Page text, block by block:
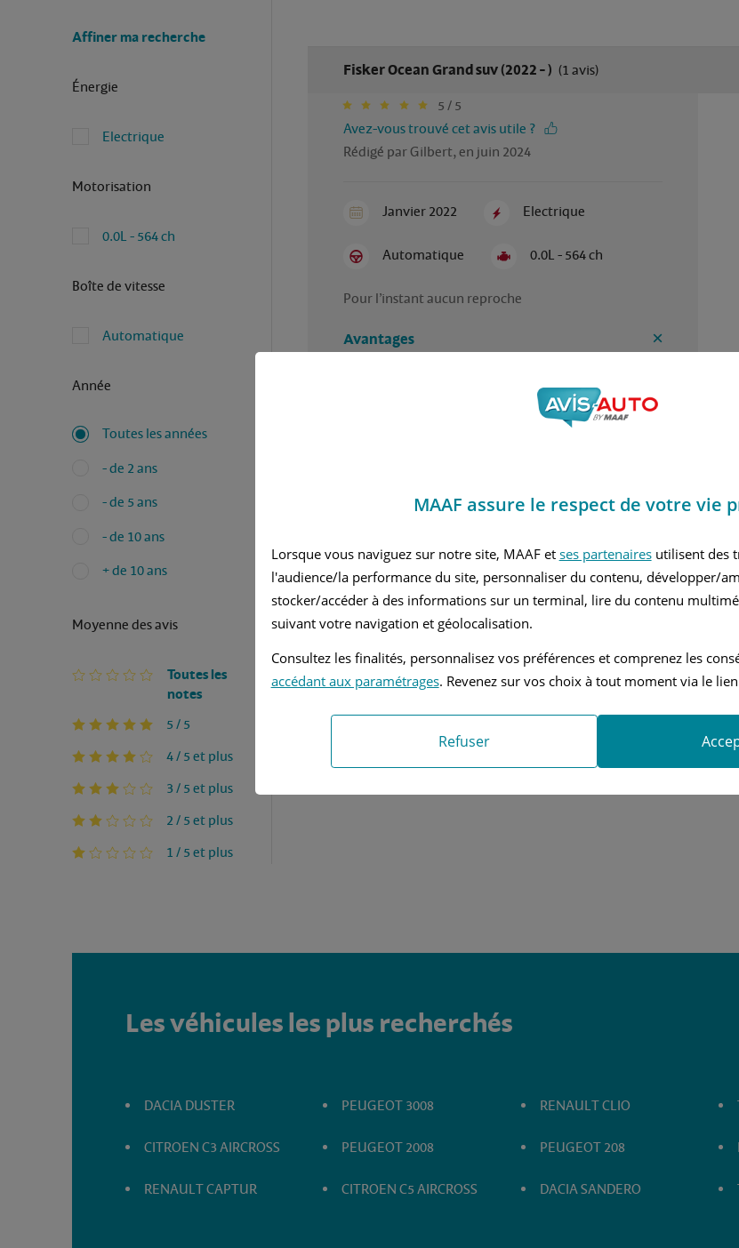
Affiner ma recherche
Énergie
Electrique
Motorisation
0.0L - 564 ch
Boîte de vitesse
Automatique
Année
Toutes les années
- de 2 ans
- de 5 ans
- de 10 ans
+ de 10 ans
Moyenne des avis
Toutes les
notes
5 / 5
4 / 5 et plus
3 / 5 et plus
2 / 5 et plus
1 / 5 et plus
Fisker Ocean Grand suv (2022 - ) (1 avis)
5 / 5
Avez-vous trouvé cet avis utile ?
Rédigé par Gilbert, en juin 2024
Janvier 2022 Electrique
Automatique 0.0L - 564 ch
Pour l’instant aucun reproche
Avantages
Les véhicules les plus recherchés
DACIA DUSTER
CITROEN C3 AIRCROSS
RENAULT CAPTUR
PEUGEOT 3008
PEUGEOT 2008
CITROEN C5 AIRCROSS
RENAULT CLIO
PEUGEOT 208
DACIA SANDERO
MAAF assure le respect de votre vie
Lorsque vous naviguez sur notre site, MAAF et ses partenairesutilisent des
l'audience/la performance du site, personnaliser du contenu, développer/
stocker/accéder à des informations sur un terminal, lire du contenu
suivant votre navigation et géolocalisation.
Consultez les finalités, personnalisez vos préférences et comprenez les
accédant aux paramétrages. Revenez sur vos choix à tout moment via le lien
Refuser